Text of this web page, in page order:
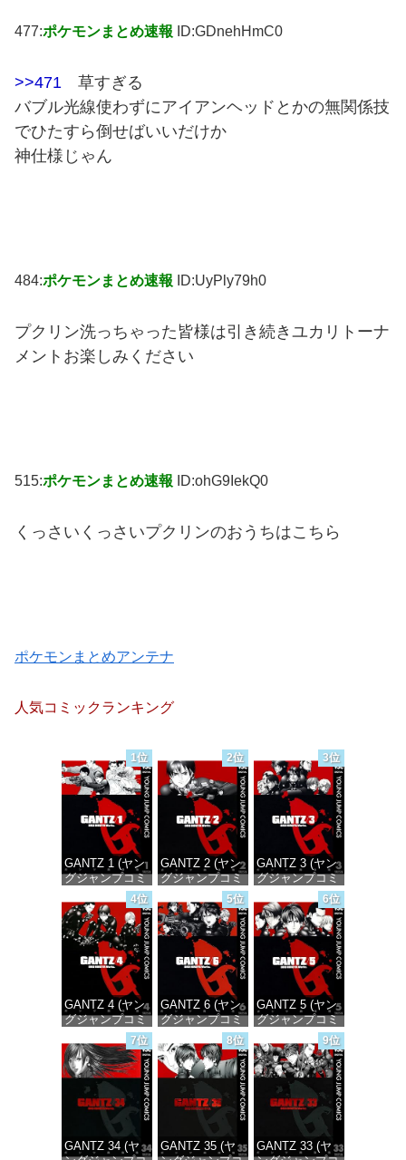
477:ポケモンまとめ速報 ID:GDnehHmC0
>>471 草すぎる
バブル光線使わずにアイアンヘッドとかの無関係技
でひたすら倒せばいいだけか
神仕様じゃん
484:ポケモンまとめ速報 ID:UyPly79h0
プクリン洗っちゃった皆様は引き続きユカリトーナ
メントお楽しみください
515:ポケモンまとめ速報 ID:ohG9IekQ0
くっさいくっさいプクリンのおうちはこちら
ポケモンまとめアンテナ
人気コミックランキング
1位
GANTZ 1 (ヤン
グジャンプコミ
ックスDIGITAL)
価格：¥100
2位
GANTZ 2 (ヤン
グジャンプコミ
ックスDIGITAL)
価格：¥100
3位
GANTZ 3 (ヤン
グジャンプコミ
ックスDIGITAL)
価格：¥100
4位
GANTZ 4 (ヤン
グジャンプコミ
ックスDIGITAL)
価格：¥100
5位
GANTZ 6 (ヤン
グジャンプコミ
ックスDIGITAL)
価格：¥100
6位
GANTZ 5 (ヤン
グジャンプコミ
ックスDIGITAL)
価格：¥100
7位
GANTZ 34 (ヤ
8位
GANTZ 35 (ヤ
9位
GANTZ 33 (ヤ